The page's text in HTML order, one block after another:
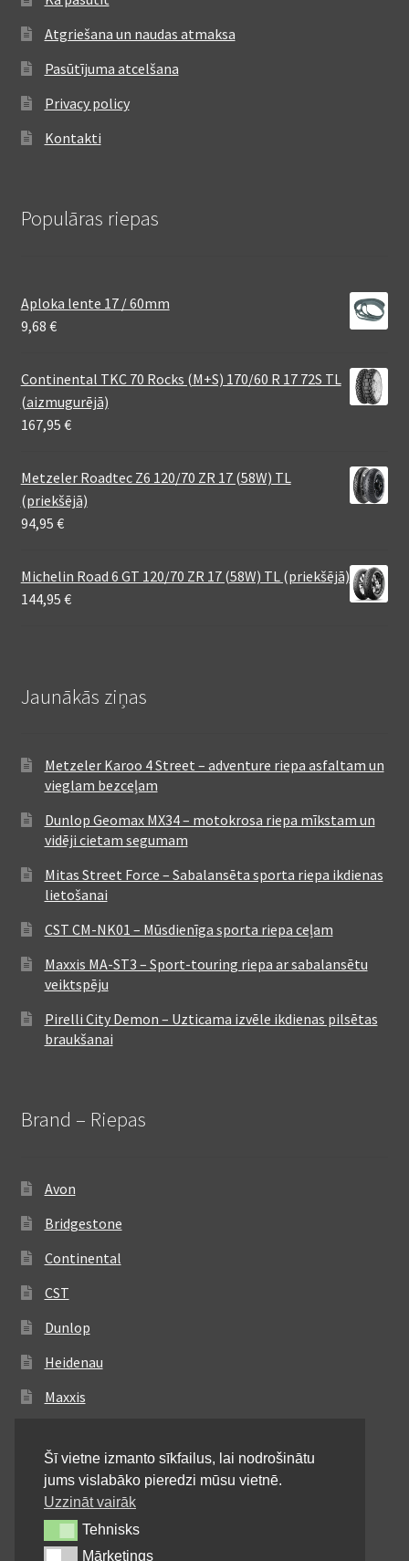
Atgriešana un naudas atmaksa
Pasūtījuma atcelšana
Privacy policy
Kontakti
Populāras riepas
Aploka lente 17 / 60mm
9,68 €
Continental TKC 70 Rocks (M+S) 170/60 R 17 72S TL
(aizmugurējā)
167,95 €
Metzeler Roadtec Z6 120/70 ZR 17 (58W) TL
(priekšējā)
94,95 €
Michelin Road 6 GT 120/70 ZR 17 (58W) TL (priekšējā)
144,95 €
Jaunākās ziņas
Metzeler Karoo 4 Street – adventure riepa asfaltam un
vieglam bezceļam
Dunlop Geomax MX34 – motokrosa riepa mīkstam un
vidēji cietam segumam
Mitas Street Force – Sabalansēta sporta riepa ikdienas
lietošanai
CST CM-NK01 – Mūsdienīga sporta riepa ceļam
Maxxis MA-ST3 – Sport-touring riepa ar sabalansētu
veiktspēju
Pirelli City Demon – Uzticama izvēle ikdienas pilsētas
braukšanai
Brand – Riepas
Avon
Bridgestone
Continental
CST
Dunlop
Heidenau
Maxxis
Michelin
Mitas
Pirelli
Šī vietne izmanto sīkfailus, lai nodrošinātu
jums vislabāko pieredzi mūsu vietnē.
Uzzināt vairāk
TehnisksTehnisks
MārketingsMārketings